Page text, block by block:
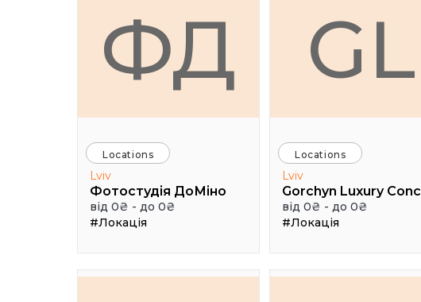
ФД
Locations
Lviv
Фотостудія ДоМіно
від 0₴ - до 0₴
#Локація
GL
Locations
Lviv
від 0₴ - до 0₴
#Локація